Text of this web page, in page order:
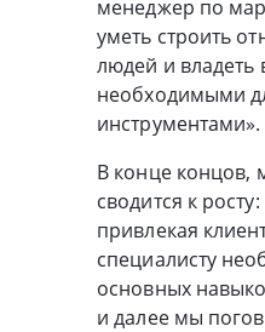
менеджер по
уметь строить
людей и владеть
необходимыми
инструментами».
В конце концов,
сводится к
привлекая
специалисту
основных
и далее мы